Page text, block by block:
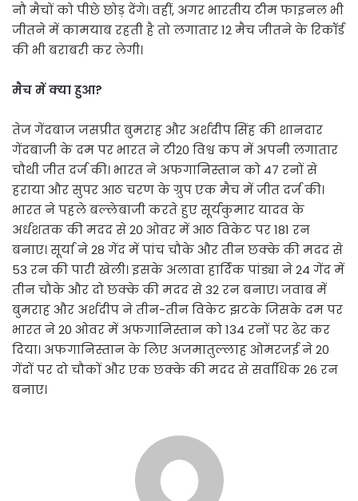
नौ मैचों को पीछे छोड़ देंगे। वहीं, अगर भारतीय टीम फाइनल भी
जीतने में कामयाब रहती है तो लगातार 12 मैच जीतने के रिकॉर्ड
की भी बराबरी कर लेगी।
मैच में क्या हुआ?
तेज गेंदबाज जसप्रीत बुमराह और अर्शदीप सिंह की शानदार
गेंदबाजी के दम पर भारत ने टी20 विश्व कप में अपनी लगातार
चौथी जीत दर्ज की। भारत ने अफगानिस्तान को 47 रनों से
हराया और सुपर आठ चरण के ग्रुप एक मैच में जीत दर्ज की।
भारत ने पहले बल्लेबाजी करते हुए सूर्यकुमार यादव के
अर्धशतक की मदद से 20 ओवर में आठ विकेट पर 181 रन
बनाए। सूर्या ने 28 गेंद में पांच चौके और तीन छक्के की मदद से
53 रन की पारी खेली। इसके अलावा हार्दिक पांड्या ने 24 गेंद में
तीन चौके और दो छक्के की मदद से 32 रन बनाए। जवाब में
बुमराह और अर्शदीप ने तीन-तीन विकेट झटके जिसके दम पर
भारत ने 20 ओवर में अफगानिस्तान को 134 रनों पर ढेर कर
दिया। अफगानिस्तान के लिए अजमातुल्लाह ओमरजई ने 20
गेंदों पर दो चौकों और एक छक्के की मदद से सर्वाधिक 26 रन
बनाए।